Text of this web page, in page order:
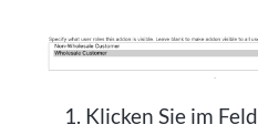
Klicken Sie im Feld